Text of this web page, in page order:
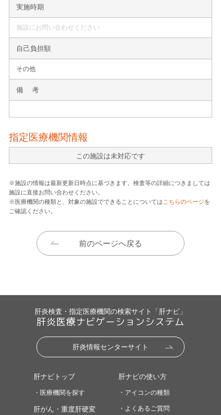
実施時期
施設にお問い合わせください
自己負担額
その他
備 考
指定医療機関情報
この施設は未対応です
※施設の情報は最新更新日時点に基づきます。検査等の詳細につきましては
施設に直接お問い合わせください。
※医療機関の種類と、対象の施設でできることについてはこちらのページを
ご確認ください。
前のページへ戻る
肝炎検査・指定医療機関の検索サイト「肝ナビ」
肝炎医療ナビゲーションシステム
肝炎情報センターサイト
肝ナビトップ
・医療機関を探す
肝がん・重度肝硬変
肝ナビの使い方
・アイコンの種類
・よくあるご質問